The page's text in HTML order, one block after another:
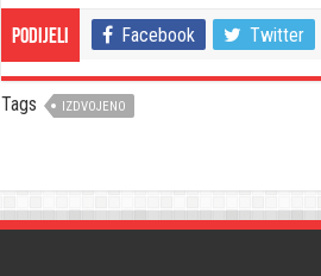
Podijeli Facebook Twitter
Tags IZDVOJENO